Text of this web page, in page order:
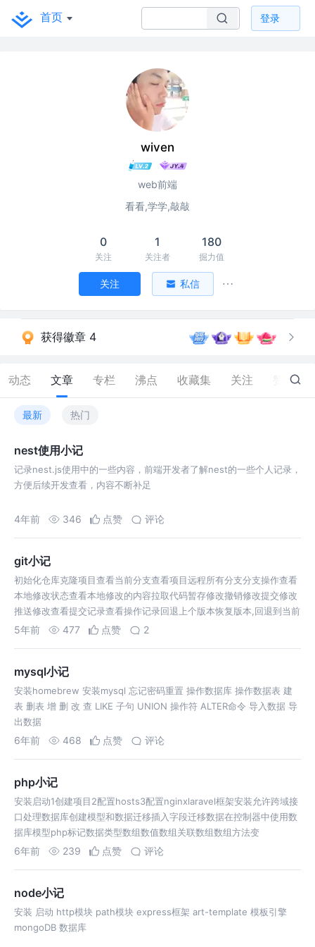
首页 登录
wiven
web前端
看看,学学,敲敲
0
关注
1
关注者
180
掘力值
关注 私信
获得徽章 4
动态 文章 专栏 沸点 收藏集 关注 13
最新 热门
nest使用小记
记录nest.js使用中的一些内容，前端开发者了解nest的一些个人记录，
方便后续开发查看，内容不断补足
4年前 346 点赞 评论
git小记
初始化仓库克隆项目查看当前分支查看项目远程所有分支分支操作查看
本地修改状态查看本地修改的内容拉取代码暂存修改撤销修改提交修改
推送修改查看提交记录查看操作记录回退上个版本恢复版本,回退到当前
版本之后的版
5年前 477 点赞 2
mysql小记
安装homebrew 安装mysql 忘记密码重置 操作数据库 操作数据表 建
表 删表 增 删 改 查 LIKE 子句 UNION 操作符 ALTER命令 导入数据 导
出数据
6年前 468 点赞 评论
php小记
安装启动1创建项目2配置hosts3配置nginxlaravel框架安装允许跨域接
口处理数据库创建模型和数据迁移插入字段迁移数据在控制器中使用数
据库模型php标记数据类型数组数值数组关联数组数组方法变
6年前 239 点赞 评论
node小记
安装 启动 http模块 path模块 express框架 art-template 模板引擎
mongoDB 数据库